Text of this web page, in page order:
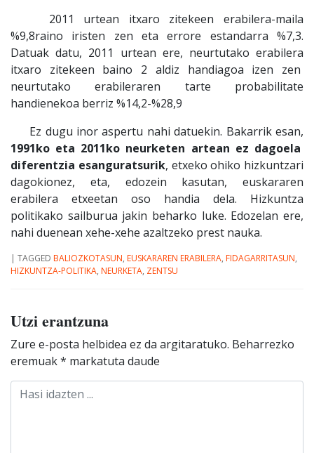
2011 urtean itxaro zitekeen erabilera-maila
%9,8raino iristen zen eta errore estandarra %7,3.
Datuak datu, 2011 urtean ere, neurtutako erabilera
itxaro zitekeen baino 2 aldiz handiagoa izen zen
neurtutako erabileraren tarte probabilitate
handienekoa berriz %14,2-%28,9
Ez dugu inor aspertu nahi datuekin. Bakarrik esan,
1991ko eta 2011ko neurketen artean ez dagoela
diferentzia esanguratsurik, etxeko ohiko hizkuntzari
dagokionez, eta, edozein kasutan, euskararen
erabilera etxeetan oso handia dela. Hizkuntza
politikako sailburua jakin beharko luke. Edozelan ere,
nahi duenean xehe-xehe azaltzeko prest nauka.
| TAGGED BALIOZKOTASUN, EUSKARAREN ERABILERA, FIDAGARRITASUN,
HIZKUNTZA-POLITIKA, NEURKETA, ZENTSU
Utzi erantzuna
Zure e-posta helbidea ez da argitaratuko. Beharrezko
eremuak* markatuta daude